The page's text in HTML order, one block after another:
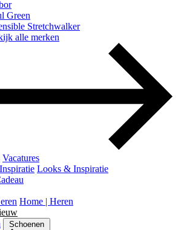
Green
Stretchwalker
alle merken
Vacatures
Looks & Inspiratie
Home | Heren
Schoenen